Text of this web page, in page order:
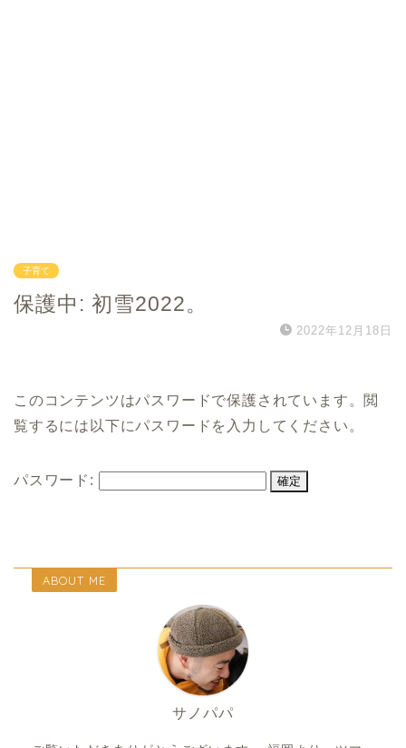
子育て
保護中: 初雪2022。
2022年12月18日
このコンテンツはパスワードで保護されています。閲
覧するには以下にパスワードを入力してください。
パスワード:
ABOUT ME
サノパパ